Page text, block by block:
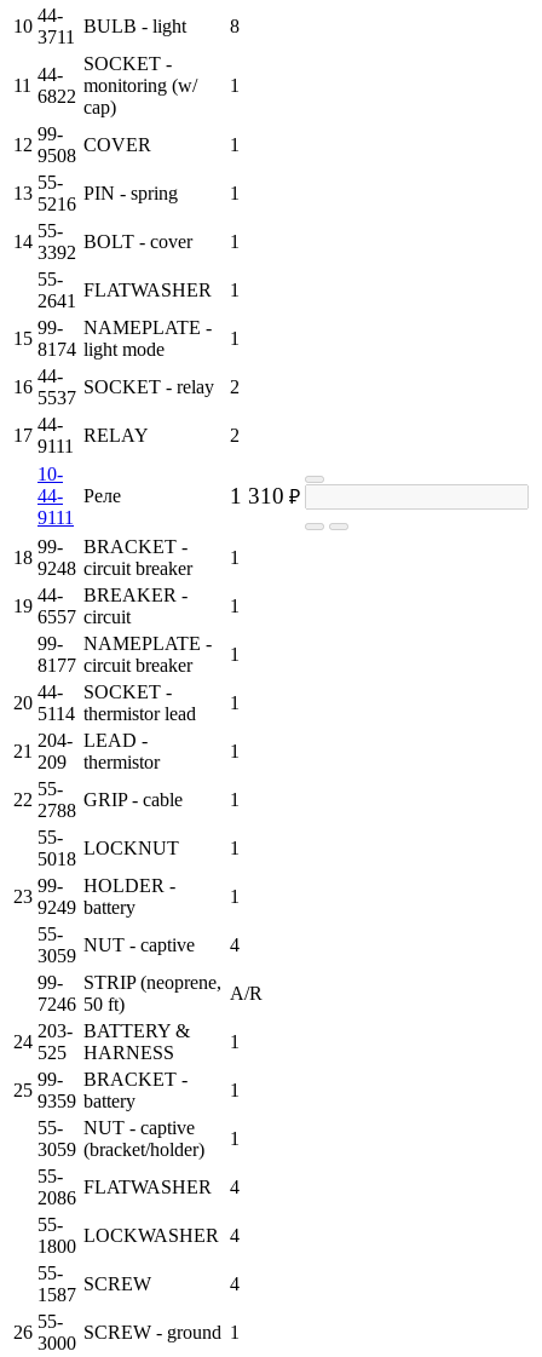
10
44-
3711
BULB - light 8
11
44-
6822
SOCKET -
monitoring (w/
cap)
1
12
99-
9508
COVER 1
13
55-
5216
PIN - spring 1
14
55-
3392
BOLT - cover
1
55-
2641
FLATWASHER 1
15
99-
8174
NAMEPLATE -
light mode
1
16
44-
5537
SOCKET - relay 2
17
44-
9111
RELAY
2
10-
44-
9111
Реле 1 310 ₽
18
99-
9248
BRACKET -
circuit breaker
1
19
44-
6557
BREAKER -
circuit
1
99-
8177
NAMEPLATE -
circuit breaker
1
20
44-
5114
SOCKET -
thermistor lead
1
21
204-
209
LEAD -
thermistor
1
22
55-
2788
GRIP - cable
1
55-
5018
LOCKNUT 1
23
99-
9249
HOLDER -
battery
1
55-
3059
NUT - captive
4
99-
7246
STRIP (neoprene,
50 ft)
A/R
24
203-
525
BATTERY &
HARNESS
1
25
99-
9359
BRACKET -
battery
1
55-
3059
NUT - captive
(bracket/holder)
1
55-
2086
FLATWASHER
4
55-
1800
LOCKWASHER
4
55-
1587
SCREW 4
26
55-
3000
SCREW - ground 1